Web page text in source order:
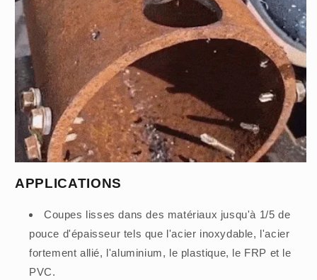
APPLICATIONS
Coupes lisses dans des matériaux jusqu'à 1/5 de
pouce d'épaisseur tels que l'acier inoxydable, l'acier
fortement allié, l'aluminium, le plastique, le FRP et le
PVC.